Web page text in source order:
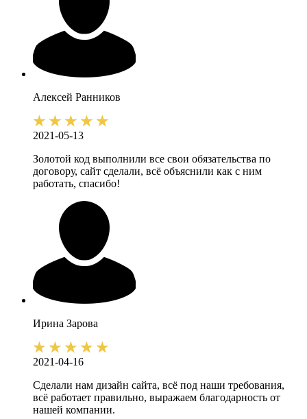
Алексей Ранников
2021-05-13
Золотой код выполнили все свои обязательства по
договору, сайт сделали, всё объяснили как с ним
работать, спасибо!
Ирина Зарова
2021-04-16
Сделали нам дизайн сайта, всё под наши требования,
всё работает правильно, выражаем благодарность от
нашей компании.